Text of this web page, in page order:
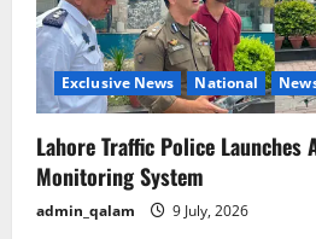
Exclusive News National
Lahore Traffic Police Launches
Monitoring System
admin_qalam 9 July, 2026